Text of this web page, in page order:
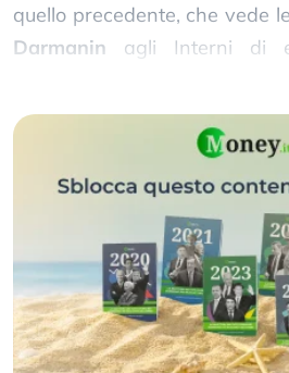
quello precedente, che vede
Darmanin agli Interni di